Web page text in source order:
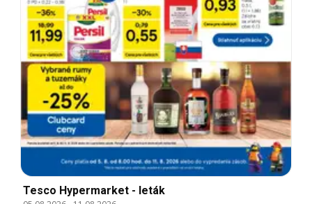
Tesco Hypermarket - leták